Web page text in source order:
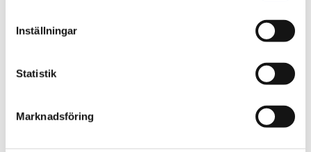
Inställningar
Statistik
Marknadsföring
Tvättråd